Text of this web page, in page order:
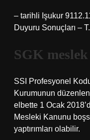
– tarihli Işukur
Duyuru Sonuçları –
SGK
SSI Profesyonel
Kurumunun
elbette 1 Ocak
Mesleki Kanunu
yaptırımları olabilir.